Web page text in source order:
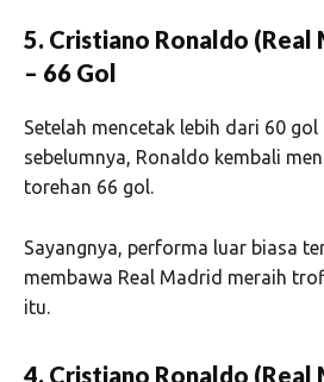
5. Cristiano Ronaldo
– 66 Gol
Setelah mencetak lebih dari 60
sebelumnya, Ronaldo kembali
torehan 66 gol.
Sayangnya, performa luar biasa
membawa Real Madrid meraih
itu.
4. Cristiano Ronaldo